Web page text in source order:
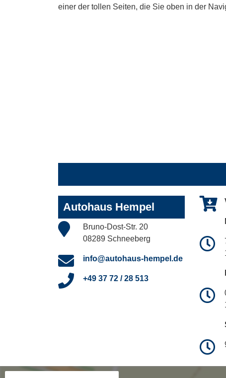
einer der tollen Seiten, die Sie oben in der
Autohaus Hempel
Bruno-Dost-Str. 20
08289 Schneeberg
info@autohaus-hempel.de
+49 37 72 / 28 513